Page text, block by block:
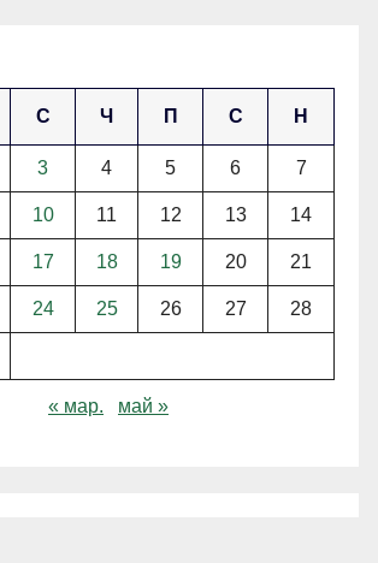
С Ч П С Н
3 4 5 6 7
10 11 12 13 14
17 18 19 20 21
24 25 26 27 28
« мар. май »